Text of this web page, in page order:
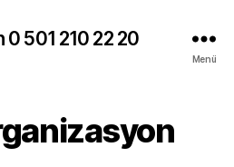
501 210 22 20
Menü